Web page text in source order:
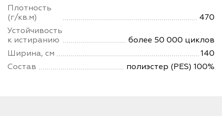
Плотность
(г/кв.м)
470
Устойчивость
к истиранию
более 50 000 циклов
Ширина, см
140
Состав
полиэстер (PES) 100%